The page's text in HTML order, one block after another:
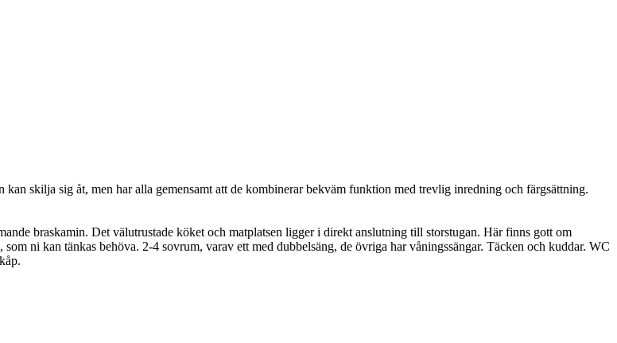
skilja sig åt, men har alla gemensamt att de kombinerar bekväm funktion med trevlig inredning och färgsättning.
braskamin. Det välutrustade köket och matplatsen ligger i direkt anslutning till storstugan. Här finns gott om
ni kan tänkas behöva. 2-4 sovrum, varav ett med dubbelsäng, de övriga har våningssängar. Täcken och kuddar. WC